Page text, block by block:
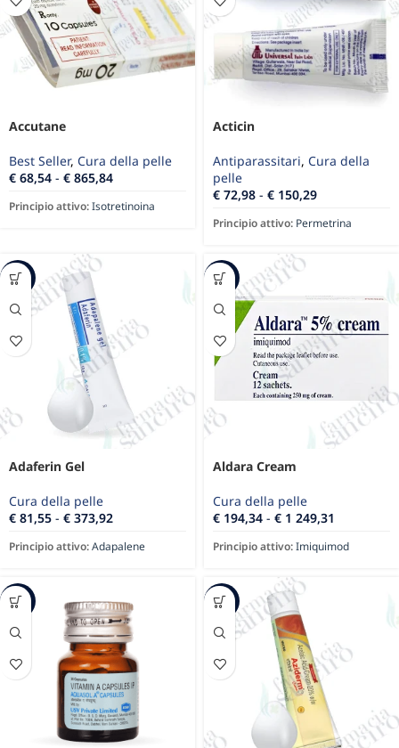
Accutane
Best Seller, Cura della pelle
€ 68,54 - € 865,84
Principio attivo:Isotretinoina
Acticin
Antiparassitari, Cura della
pelle
€ 72,98 - € 150,29
Principio attivo: Permetrina
-24%
Adaferin Gel
Cura della pelle
€ 81,55 - € 373,92
Principio attivo:Adapalene
-20%
Aldara Cream
Cura della pelle
€ 194,34 - € 1 249,31
Principio attivo:Imiquimod
-13% -67%